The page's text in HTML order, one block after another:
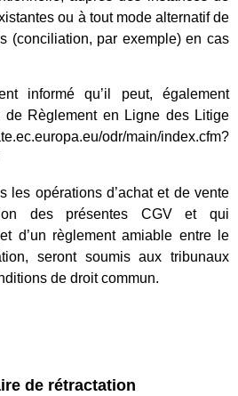
ou à tout mode alternatif de
(conciliation, par exemple) en cas
informé qu’il peut, également
de Règlement en Ligne des Litige
odr/main/index.cfm?
les opérations d’achat et de vente
des présentes CGV et qui
d’un règlement amiable entre le
seront soumis aux tribunaux
de droit commun.
de rétractation